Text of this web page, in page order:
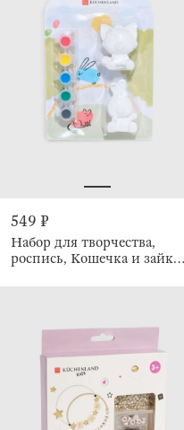
549 ₽
Набор для творчества,
роспись, Кошечка и зайка,